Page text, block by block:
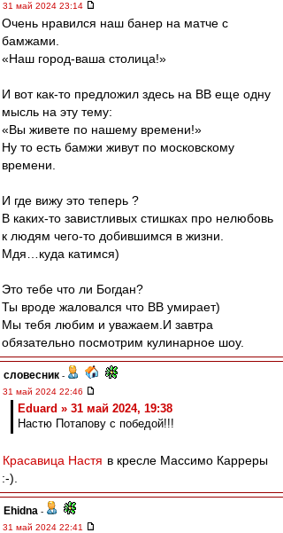
31 май 2024 23:14
Очень нравился наш банер на матче с
бамжами.
«Наш город-ваша столица!»
И вот как-то предложил здесь на ВВ еще одну
мысль на эту тему:
«Вы живете по нашему времени!»
Ну то есть бамжи живут по московскому
времени.
И где вижу это теперь ?
В каких-то завистливых стишках про нелюбовь
к людям чего-то добившимся в жизни.
Мдя…куда катимся)
Это тебе что ли Богдан?
Ты вроде жаловался что ВВ умирает)
Мы тебя любим и уважаем.И завтра
обязательно посмотрим кулинарное шоу.
словесник -
31 май 2024 22:46
Eduard » 31 май 2024, 19:38
Настю Потапову с победой!!!
Красавица Настя в кресле Массимо Карреры
:-).
Ehidna -
31 май 2024 22:41